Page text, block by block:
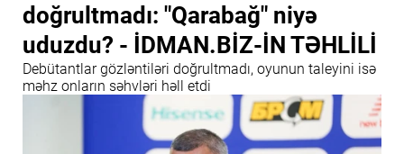
doğrultmadı: "Qarabağ" niyə
uduzdu? - İDMAN.BİZ-İN TƏHLİLİ
Debütantlar gözləntiləri doğrultmadı, oyunun taleyini isə
məhz onların səhvləri həll etdi